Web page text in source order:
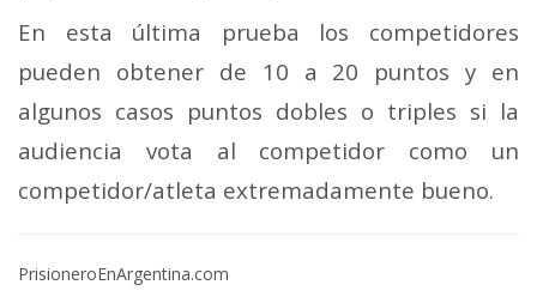
En esta última prueba los competidores
pueden obtener de 10 a 20 puntos y en
algunos casos puntos dobles o triples si la
audiencia vota al competidor como un
competidor/atleta extremadamente bueno.
PrisioneroEnArgentina.com